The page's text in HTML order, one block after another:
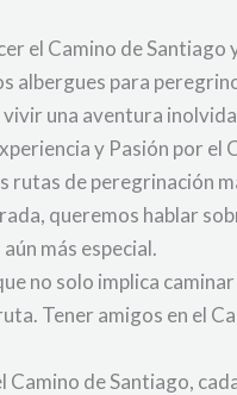
el Camino de
albergues para
una aventura
y Pasión por el
rutas de peregrinación
queremos hablar
más especial.
no solo implica
Tener amigos en el
Camino de Santiago,